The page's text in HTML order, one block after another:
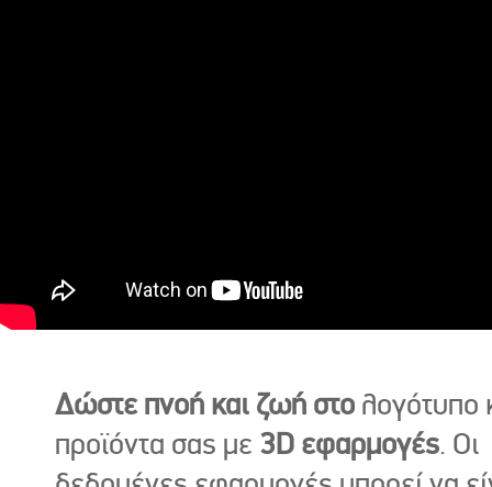
Δώστε πνοή και ζωή στο λογότυπο
προϊόντα σας με 3D εφαρμογές. Οι